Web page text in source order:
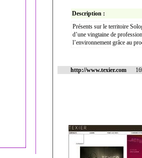
Description :
Présents sur le territoire
d’une vingtaine de
l’environnement grâce au
http://www.texier.com